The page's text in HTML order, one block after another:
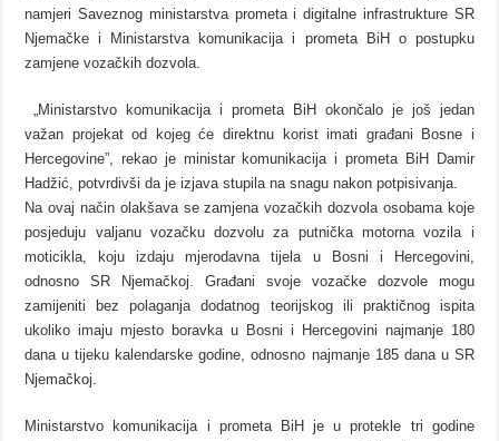
namjeri Saveznog ministarstva prometa i digitalne infrastrukture SR
Njemačke i Ministarstva komunikacija i prometa BiH o postupku
zamjene vozačkih dozvola.
„Ministarstvo komunikacija i prometa BiH okončalo je još jedan
važan projekat od kojeg će direktnu korist imati građani Bosne i
Hercegovine”, rekao je ministar komunikacija i prometa BiH Damir
Hadžić, potvrdivši da je izjava stupila na snagu nakon potpisivanja.
Na ovaj način olakšava se zamjena vozačkih dozvola osobama koje
posjeduju valjanu vozačku dozvolu za putnička motorna vozila i
moticikla, koju izdaju mjerodavna tijela u Bosni i Hercegovini,
odnosno SR Njemačkoj. Građani svoje vozačke dozvole mogu
zamijeniti bez polaganja dodatnog teorijskog ili praktičnog ispita
ukoliko imaju mjesto boravka u Bosni i Hercegovini najmanje 180
dana u tijeku kalendarske godine, odnosno najmanje 185 dana u SR
Njemačkoj.
Ministarstvo komunikacija i prometa BiH je u protekle tri godine